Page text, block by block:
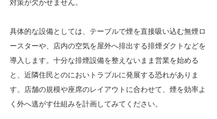
対策が欠かせません。
具体的な設備としては、テーブルで煙を直接吸い込む無煙ロ
ースターや、店内の空気を屋外へ排出する排煙ダクトなどを
導入します。十分な排煙設備を整えないまま営業を始める
と、近隣住民とのにおいトラブルに発展する恐れがありま
す。店舗の規模や座席のレイアウトに合わせて、煙を効率よ
く外へ逃がす仕組みを計画してみてください。